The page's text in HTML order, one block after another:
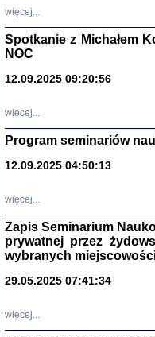
więcej...
Spotkanie z Michałem
NOC
12.09.2025 09:20:56
więcej...
Program seminariów
12.09.2025 04:50:13
więcej...
Zapis Seminarium
prywatnej przez
wybranych
29.05.2025 07:41:34
więcej...